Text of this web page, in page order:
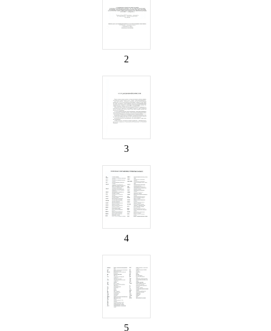
2
3
4
5